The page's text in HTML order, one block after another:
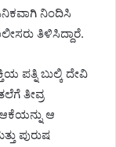
ನಿಂದಿಸಿ
ತಿಳಿಸಿದ್ದಾರೆ.
ಪತ್ನಿ ಬುಲ್ಕಿ ದೇವಿ
ತೀವ್ರ
ಆಕೆಯನ್ನು ಆ
ಪುರುಷ